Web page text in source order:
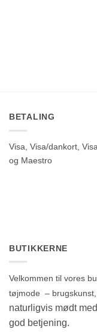
BETALING
Visa, Visa/dankort,
og Maestro
BUTIKKERNE
Velkommen til vores
tøjmode –
naturligvis mødt
god betjening.